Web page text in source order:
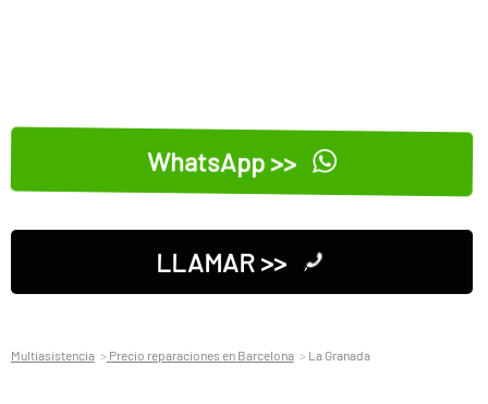
WhatsApp >>
LLAMAR >>
Multiasistencia Precio reparaciones en Barcelona La Granada